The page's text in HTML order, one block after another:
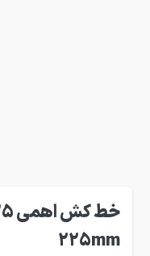
225mm